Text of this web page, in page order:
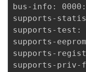
bus-info:
supports-
supports-test:
supports-
supports-
supports-priv-